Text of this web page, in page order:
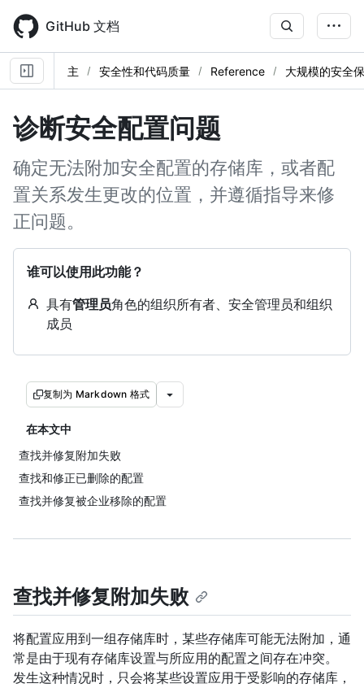
main
content
GitHub 文档
主 安全性和代码质量 Reference 大规模的安全
诊断安全配置问题
确定无法附加安全配置的存储库，或者配
置关系发生更改的位置，并遵循指导来修
正问题。
谁可以使用此功能？
具有管理员角色的组织所有者、安全管理员和组织
成员
复制为 Markdown 格式
在本文中
查找并修复附加失败
查找和修正已删除的配置
查找并修复被企业移除的配置
查找并修复附加失败
将配置应用到一组存储库时，某些存储库可能无法附加，通
常是由于现有存储库设置与所应用的配置之间存在冲突。
发生这种情况时，只会将某些设置应用于受影响的存储库，